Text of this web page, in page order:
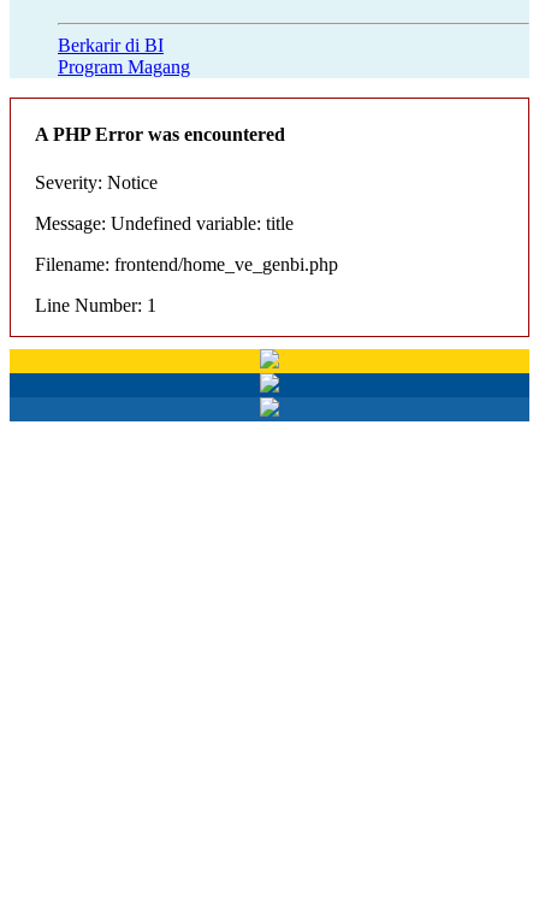
Berkarir di BI
Program Magang
A PHP Error was encountered
Severity: Notice
Message: Undefined variable: title
Filename: frontend/home_ve_genbi.php
Line Number: 1